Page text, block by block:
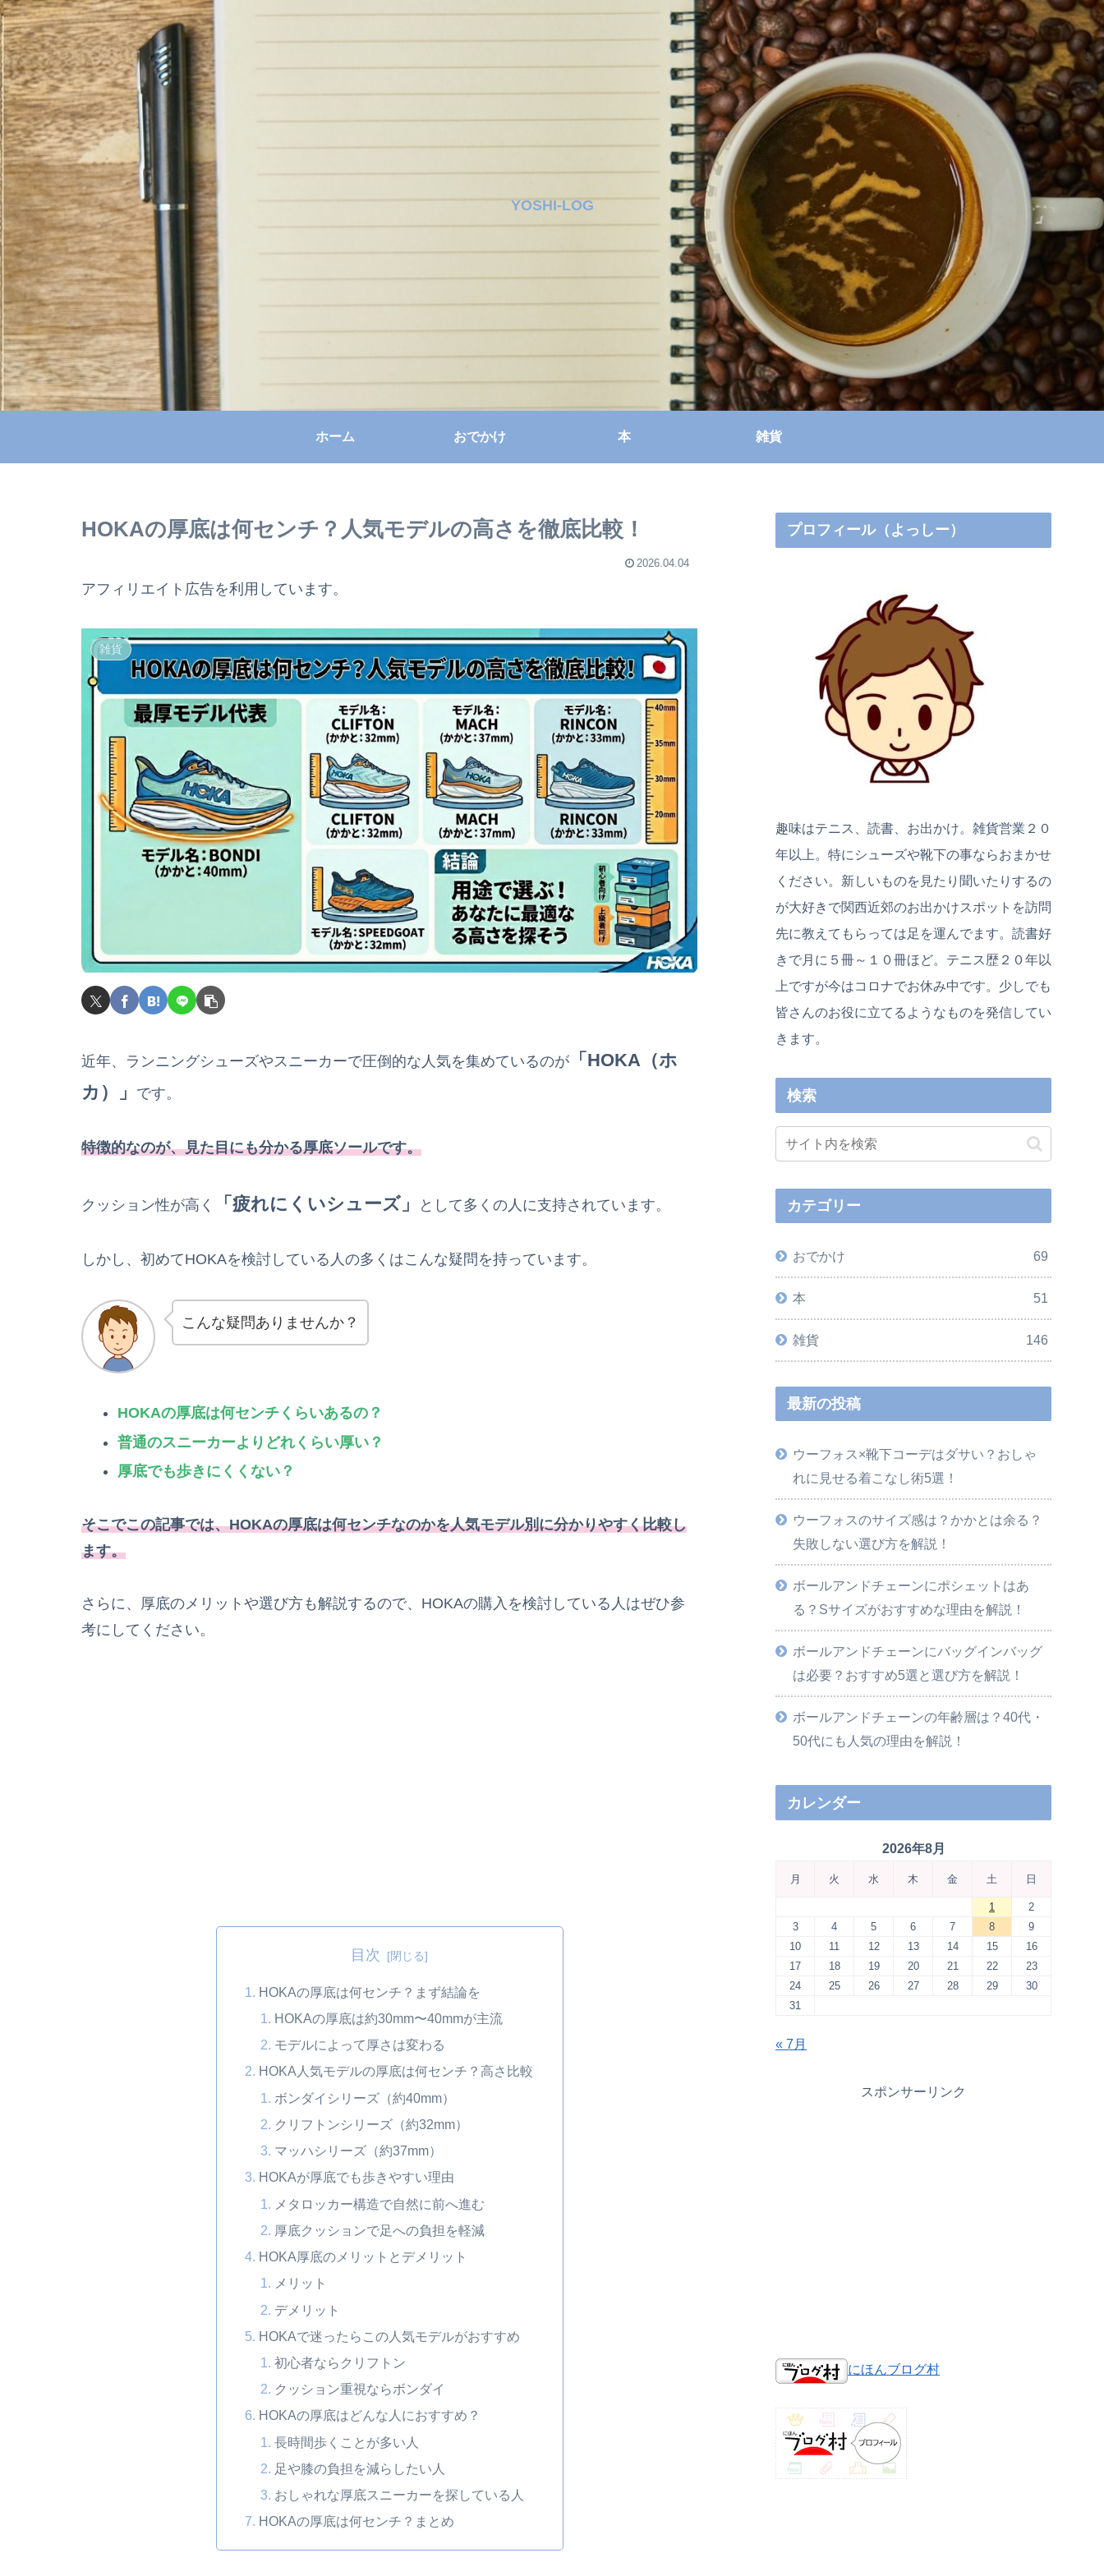
YOSHI-LOG
ホーム おでかけ 本 雑貨
HOKAの厚底は何センチ？人気モデルの高さを徹底比較！
2026.04.04
アフィリエイト広告を利用しています。
雑貨
近年、ランニングシューズやスニーカーで圧倒的な人気を集めているのが
「HOKA（ホ
カ）」
です。
特徴的なのが、見た目にも分かる厚底ソールです。
クッション性が高く 「疲れにくいシューズ」 として多くの人に支持されています。
しかし、初めてHOKAを検討している人の多くはこんな疑問を持っています。
こんな疑問ありませんか？
HOKAの厚底は何センチくらいあるの？
普通のスニーカーよりどれくらい厚い？
厚底でも歩きにくくない？
そこでこの記事では、HOKAの厚底は何センチなのかを人気モデル別に分かりやすく比較し
ます。
さらに、厚底のメリットや選び方も解説するので、HOKAの購入を検討している人はぜひ参
考にしてください。
目次
HOKAの厚底は何センチ？まず結論を
HOKAの厚底は約30mm〜40mmが主流
モデルによって厚さは変わる
HOKA人気モデルの厚底は何センチ？高さ比較
ボンダイシリーズ（約40mm）
クリフトンシリーズ（約32mm）
マッハシリーズ（約37mm）
HOKAが厚底でも歩きやすい理由
メタロッカー構造で自然に前へ進む
厚底クッションで足への負担を軽減
HOKA厚底のメリットとデメリット
メリット
デメリット
HOKAで迷ったらこの人気モデルがおすすめ
初心者ならクリフトン
クッション重視ならボンダイ
HOKAの厚底はどんな人におすすめ？
長時間歩くことが多い人
足や膝の負担を減らしたい人
おしゃれな厚底スニーカーを探している人
HOKAの厚底は何センチ？まとめ
プロフィール（よっしー）
趣味はテニス、読書、お出かけ。雑貨営業２０
年以上。特にシューズや靴下の事ならおまかせ
ください。新しいものを見たり聞いたりするの
が大好きで関西近郊のお出かけスポットを訪問
先に教えてもらっては足を運んでます。読書好
きで月に５冊～１０冊ほど。テニス歴２０年以
上ですが今はコロナでお休み中です。少しでも
皆さんのお役に立てるようなものを発信してい
きます。
検索
カテゴリー
おでかけ 69
本 51
雑貨 146
最新の投稿
ウーフォス×靴下コーデはダサい？おしゃ
れに見せる着こなし術5選！
ウーフォスのサイズ感は？かかとは余る？
失敗しない選び方を解説！
ボールアンドチェーンにポシェットはあ
る？Sサイズがおすすめな理由を解説！
ボールアンドチェーンにバッグインバッグ
は必要？おすすめ5選と選び方を解説！
ボールアンドチェーンの年齢層は？40代・
50代にも人気の理由を解説！
カレンダー
2026年8月
月 火 水 木 金 土 日
1
2
3
4 5 6 7 8
9
10
11 12 13 14 15
16
17
18 19 20 21 22
23
24
25 26 27 28 29
30
31
« 7月
スポンサーリンク
にほんブログ村